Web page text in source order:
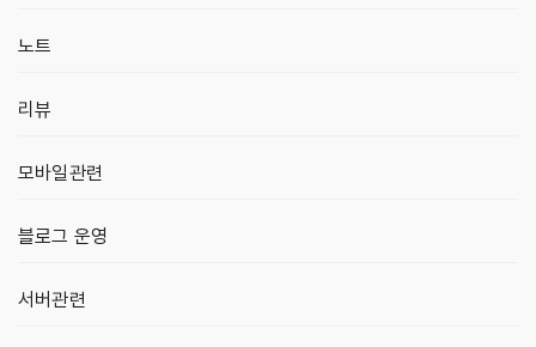
노트
리뷰
모바일관련
블로그 운영
서버관련